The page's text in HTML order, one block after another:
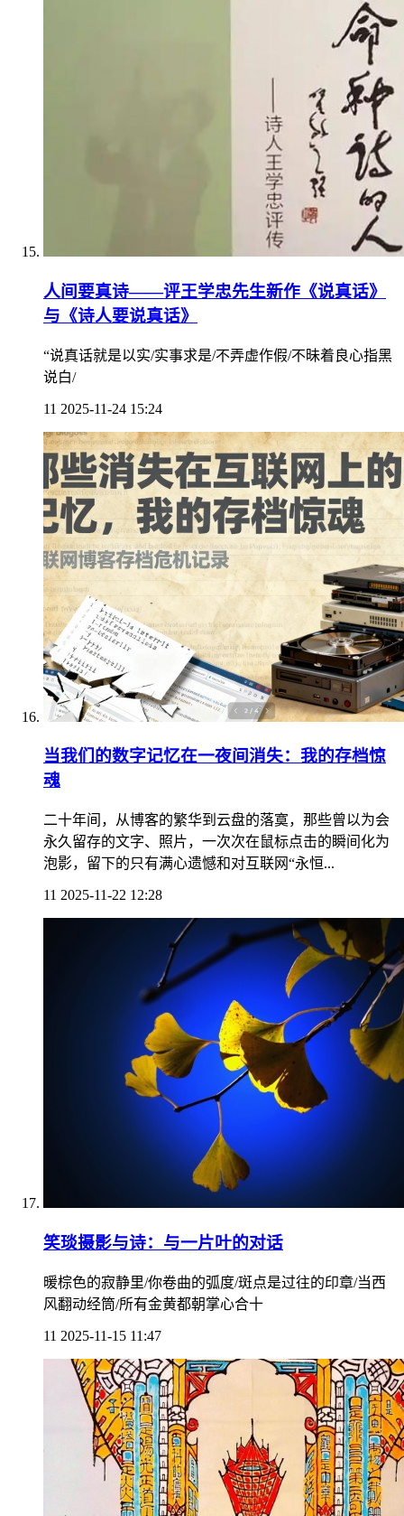
人间要真诗——评王学忠先生新作《说真话》
与《诗人要说真话》
“说真话就是以实/实事求是/不弄虚作假/不昧着良心指黑
说白/
11 2025-11-24 15:24
当我们的数字记忆在一夜间消失：我的存档惊
魂
二十年间，从博客的繁华到云盘的落寞，那些曾以为会
永久留存的文字、照片，一次次在鼠标点击的瞬间化为
泡影，留下的只有满心遗憾和对互联网“永恒...
11 2025-11-22 12:28
笑琰摄影与诗：与一片叶的对话
暖棕色的寂静里/你卷曲的弧度/斑点是过往的印章/当西
风翻动经筒/所有金黄都朝掌心合十
11 2025-11-15 11:47